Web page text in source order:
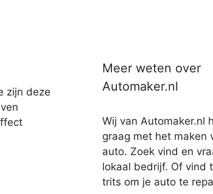
zijn deze
Meer weten over
Automaker.nl
Wij van Automaker.nl
graag met het maken
auto. Zoek vind en
lokaal bedrijf. Of vind
trits om je auto te